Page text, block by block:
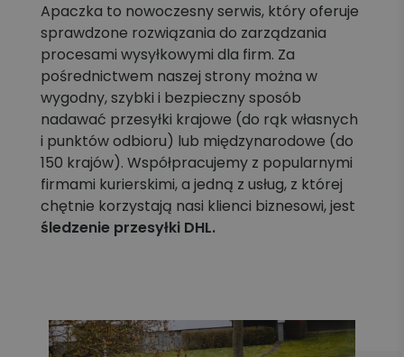
Apaczka to nowoczesny serwis, który oferuje
sprawdzone rozwiązania do zarządzania
procesami wysyłkowymi dla firm. Za
pośrednictwem naszej strony można w
wygodny, szybki i bezpieczny sposób
nadawać przesyłki krajowe (do rąk własnych
i punktów odbioru) lub międzynarodowe (do
150 krajów). Współpracujemy z popularnymi
firmami kurierskimi, a jedną z usług, z której
chętnie korzystają nasi klienci biznesowi, jest
śledzenie przesyłki DHL.